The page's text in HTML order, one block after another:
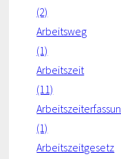
(2)
Arbeitsweg
(1)
Arbeitszeit
(11)
(1)
Arbeitszeitgesetz